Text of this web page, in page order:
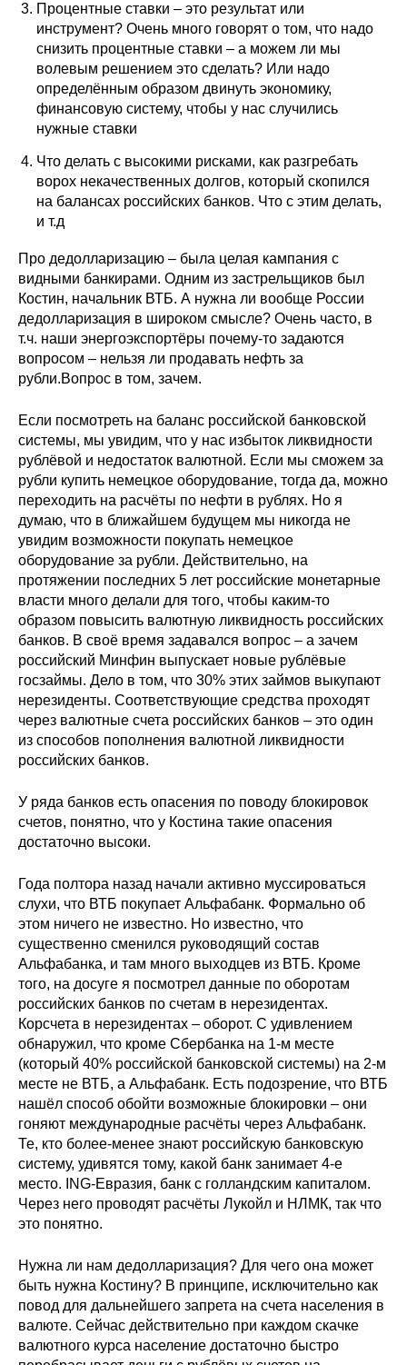
Выпуски
Редакционная этика
Информация для авторов
Стандарты оформления
Энергетический семинар
Российско-французский семинар
ЦДУ
Отрасли и регионы
Inforum
Ученый совет
Материалы
О совете
Регулярные прогнозы
Квартальный прогноз
Краткосрочный прогноз
Оценка индекса промышленного
Российская Система Климатического
Мониторинга
Центр «Климатическая политика и
экономика России»
Образование и карьера
Кафедра МФТИ
Кафедра МАДИ
Аспирантура
Поступление
Обучение
Диссертационный совет
О совете
Процентные ставки – это результат или
инструмент? Очень много говорят о том, что надо
снизить процентные ставки – а можем ли мы
волевым решением это сделать? Или надо
определённым образом двинуть экономику,
финансовую систему, чтобы у нас случились
нужные ставки
Что делать с высокими рисками, как разгребать
ворох некачественных долгов, который скопился
на балансах российских банков. Что с этим делать,
и т.д
Про дедолларизацию – была целая кампания с
видными банкирами. Одним из застрельщиков был
Костин, начальник ВТБ. А нужна ли вообще России
дедолларизация в широком смысле? Очень часто, в
т.ч. наши энергоэкспортёры почему-то задаются
вопросом – нельзя ли продавать нефть за
рубли.Вопрос в том, зачем.
Если посмотреть на баланс российской банковской
системы, мы увидим, что у нас избыток ликвидности
рублёвой и недостаток валютной. Если мы сможем за
рубли купить немецкое оборудование, тогда да, можно
переходить на расчёты по нефти в рублях. Но я
думаю, что в ближайшем будущем мы никогда не
увидим возможности покупать немецкое
оборудование за рубли. Действительно, на
протяжении последних 5 лет российские монетарные
власти много делали для того, чтобы каким-то
образом повысить валютную ликвидность российских
банков. В своё время задавался вопрос – а зачем
российский Минфин выпускает новые рублёвые
госзаймы. Дело в том, что 30% этих займов выкупают
нерезиденты. Соответствующие средства проходят
через валютные счета российских банков – это один
из способов пополнения валютной ликвидности
российских банков.
У ряда банков есть опасения по поводу блокировок
счетов, понятно, что у Костина такие опасения
достаточно высоки.
Года полтора назад начали активно муссироваться
слухи, что ВТБ покупает Альфабанк. Формально об
этом ничего не известно. Но известно, что
существенно сменился руководящий состав
Альфабанка, и там много выходцев из ВТБ. Кроме
того, на досуге я посмотрел данные по оборотам
российских банков по счетам в нерезидентах.
Корсчета в нерезидентах – оборот. С удивлением
обнаружил, что кроме Сбербанка на 1-м месте
(который 40% российской банковской системы) на 2-м
месте не ВТБ, а Альфабанк. Есть подозрение, что ВТБ
нашёл способ обойти возможные блокировки – они
гоняют международные расчёты через Альфабанк.
Те, кто более-менее знают российскую банковскую
систему, удивятся тому, какой банк занимает 4-е
место. ING-Евразия, банк с голландским капиталом.
Через него проводят расчёты Лукойл и НЛМК, так что
это понятно.
Нужна ли нам дедолларизация? Для чего она может
быть нужна Костину? В принципе, исключительно как
повод для дальнейшего запрета на счета населения в
валюте. Сейчас действительно при каждом скачке
валютного курса население достаточно быстро